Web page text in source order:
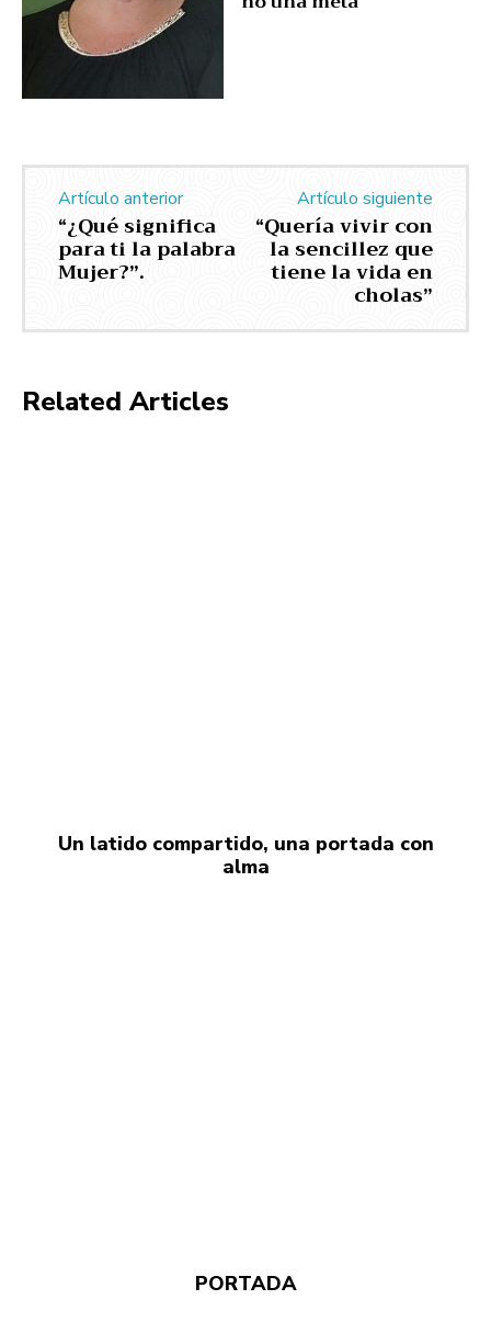
Artículo anterior
“¿Qué significa
para ti la palabra
Mujer?”.
Artículo siguiente
“Quería vivir con
la sencillez que
tiene la vida en
cholas”
Related Articles
Un latido compartido, una portada con
alma
PORTADA